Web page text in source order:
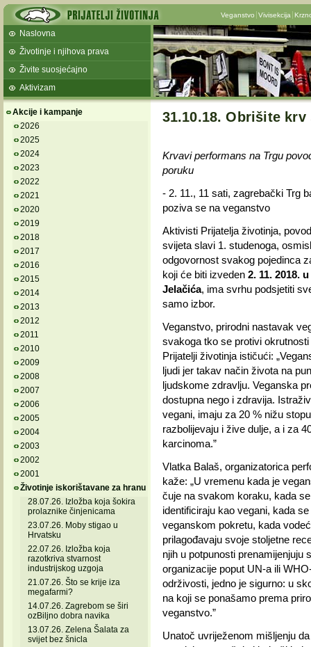
Veganstvo Vivisekcija
Naslovna
Životinje i njihova prava
Živite suosjećajno
Aktivizam
Akcije i kampanje
2026
2025
2024
2023
2022
2021
2020
2019
2018
2017
2016
2015
2014
2013
2012
2011
2010
2009
2008
2007
2006
2005
2004
2003
2002
2001
Životinje iskorištavane za hranu
28.07.26. Izložba koja šokira
prolaznike činjenicama
23.07.26. Moby stigao u
Hrvatsku
22.07.26. Izložba koja
razotkriva stvarnost
industrijskog uzgoja
21.07.26. Što se krije iza
megafarmi?
14.07.26. Zagrebom se širi
ozBiljno dobra navika
13.07.26. Zelena Šalata za
svijet bez šnicla
31.10.18. Obrišite
Krvavi performans na Trgu
poruku
- 2. 11., 11 sati, zagrebački Trg
poziva se na veganstvo
Aktivisti Prijatelja životinja,
svijeta slavi 1. studenoga,
odgovornost svakog pojedinca
koji će biti izveden 2. 11. 2018.
Jelačića, ima svrhu podsjetiti
samo izbor.
Veganstvo, prirodni nastavak
svakoga tko se protivi
Prijatelji životinja ističući:
ljudi jer takav način života na
ljudskome zdravlju. Veganska
dostupna nego i zdravija.
vegani, imaju za 20 % nižu
razbolijevaju i žive dulje, a i za
karcinoma.”
Vlatka Balaš, organizatorica
kaže: „U vremenu kada je
čuje na svakom koraku, kada
identificiraju kao vegani, kada
veganskom pokretu, kada
prilagođavaju svoje stoljetne
njih u potpunosti prenamijenjuju
organizacije poput UN-a ili
održivosti, jedno je sigurno: u
na koji se ponašamo prema
veganstvo.”
Unatoč uvriježenom mišljenju